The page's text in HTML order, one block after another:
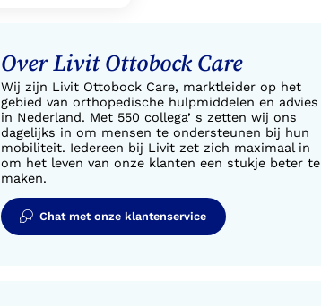
Over Livit Ottobock Care
Wij zijn Livit Ottobock Care, marktleider op het
gebied van orthopedische hulpmiddelen en advies
in Nederland. Met 550 collega’ s zetten wij ons
dagelijks in om mensen te ondersteunen bij hun
mobiliteit. Iedereen bij Livit zet zich maximaal in
om het leven van onze klanten een stukje beter te
maken.
Chat met onze klantenservice